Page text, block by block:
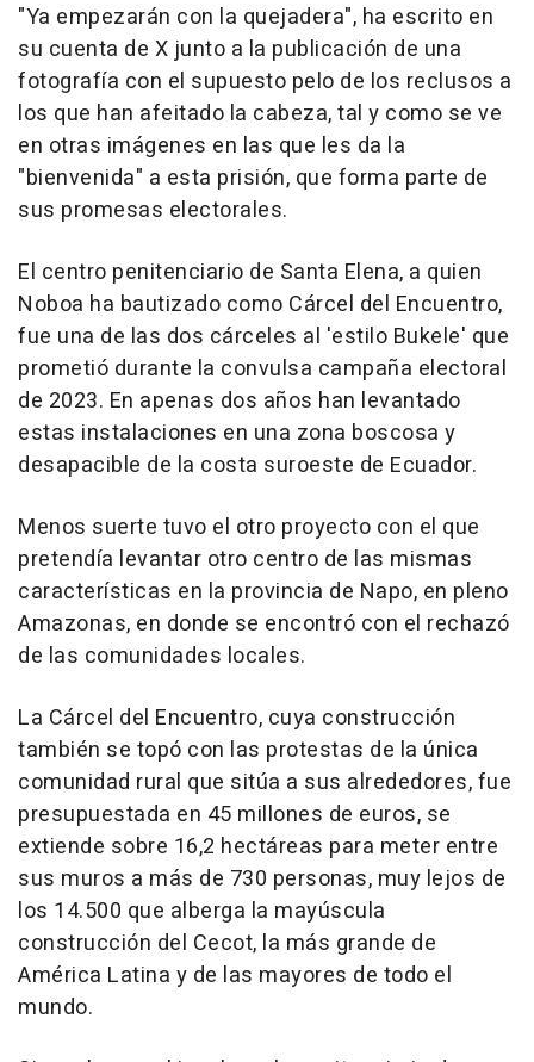
"Ya empezarán con la quejadera", ha escrito en
su cuenta de X junto a la publicación de una
fotografía con el supuesto pelo de los reclusos a
los que han afeitado la cabeza, tal y como se ve
en otras imágenes en las que les da la
"bienvenida" a esta prisión, que forma parte de
sus promesas electorales.
El centro penitenciario de Santa Elena, a quien
Noboa ha bautizado como Cárcel del Encuentro,
fue una de las dos cárceles al 'estilo Bukele' que
prometió durante la convulsa campaña electoral
de 2023. En apenas dos años han levantado
estas instalaciones en una zona boscosa y
desapacible de la costa suroeste de Ecuador.
Menos suerte tuvo el otro proyecto con el que
pretendía levantar otro centro de las mismas
características en la provincia de Napo, en pleno
Amazonas, en donde se encontró con el rechazó
de las comunidades locales.
La Cárcel del Encuentro, cuya construcción
también se topó con las protestas de la única
comunidad rural que sitúa a sus alrededores, fue
presupuestada en 45 millones de euros, se
extiende sobre 16,2 hectáreas para meter entre
sus muros a más de 730 personas, muy lejos de
los 14.500 que alberga la mayúscula
construcción del Cecot, la más grande de
América Latina y de las mayores de todo el
mundo.